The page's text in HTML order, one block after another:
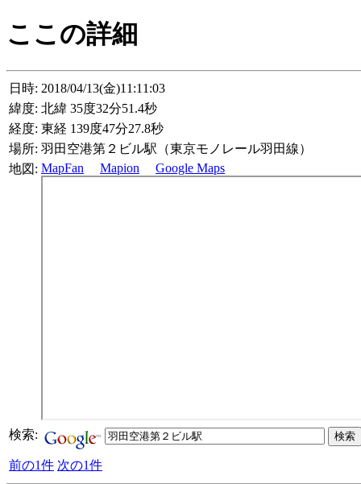
ここの詳細
日時: 2018/04/13(金)11:11:03
緯度: 北緯 35度32分51.4秒
経度: 東経 139度47分27.8秒
場所: 羽田空港第２ビル駅（東京モノレール羽田線）
地図: MapFan Mapion Google Maps
検索:
前の1件 次の1件